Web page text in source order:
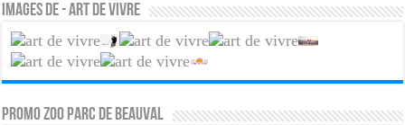
Images de - Art de Vivre
PROMO ZOO PARC DE BEAUVAL